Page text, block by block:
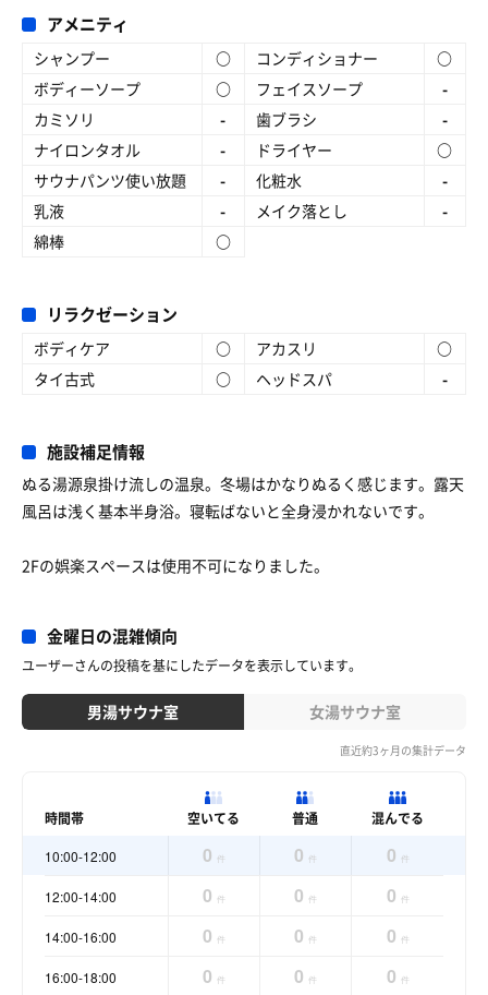
アメニティ
シャンプー ○ コンディショナー
○
ボディーソープ
○ フェイスソープ
-
カミソリ
- 歯ブラシ
-
ナイロンタオル
- ドライヤー
○
サウナパンツ使い放題
- 化粧水
-
乳液
- メイク落とし
-
綿棒
○
リラクゼーション
ボディケア ○ アカスリ
○
タイ古式
○ ヘッドスパ -
施設補足情報
ぬる湯源泉掛け流しの温泉。冬場はかなりぬるく感じます。露天
風呂は浅く基本半身浴。寝転ばないと全身浸かれないです。
2Fの娯楽スペースは使用不可になりました。
金曜日の混雑傾向
ユーザーさんの投稿を基にしたデータを表示しています。
男湯サウナ室 女湯サウナ室
直近約3ヶ月の集計データ
時間帯 空いてる 普通 混んでる
10:00-12:00 0 件 0 件 0 件
12:00-14:00 0 件 0 件 0 件
14:00-16:00 0 件 0 件 0 件
16:00-18:00 0 件 0 件 0 件